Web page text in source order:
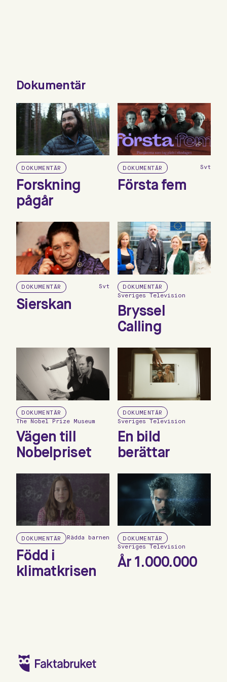
Dokumentär
DOKUMENTÄR
Forskning
pågår
DOKUMENTÄR Svt
Första fem
DOKUMENTÄR Svt
Sierskan
DOKUMENTÄR
Sveriges Television
Bryssel
Calling
DOKUMENTÄR
The Nobel Prize Museum
Vägen till
Nobelpriset
DOKUMENTÄR
Sveriges Television
En bild
berättar
DOKUMENTÄR Rädda barnen
Född i
klimatkrisen
DOKUMENTÄR
Sveriges Television
År 1.000.000